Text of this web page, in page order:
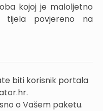
kojoj je maloljetno
tijela povjereno na
biti korisnik portala
o Vašem paketu.